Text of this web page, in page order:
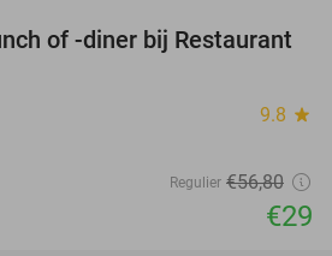
49%
of -diner bij Restaurant
9.8 star
Regulier €56,80
€29